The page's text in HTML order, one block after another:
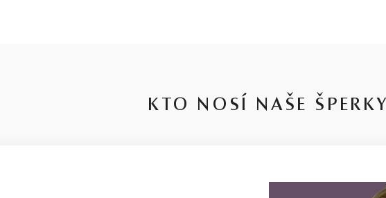
KTO NOSÍ NAŠE ŠPERKY